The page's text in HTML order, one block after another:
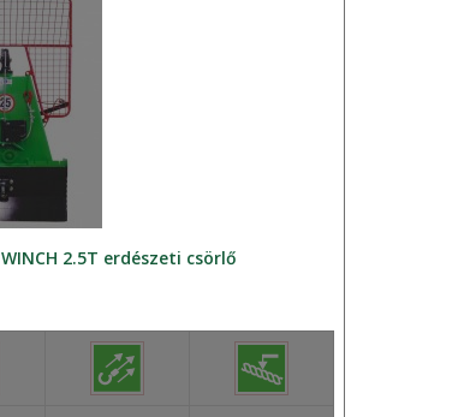
WINCH 2.5T erdészeti csörlő